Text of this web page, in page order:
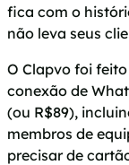
fica com o
não leva seus
O Clapvo foi
conexão de
(ou R$89),
membros de
precisar de